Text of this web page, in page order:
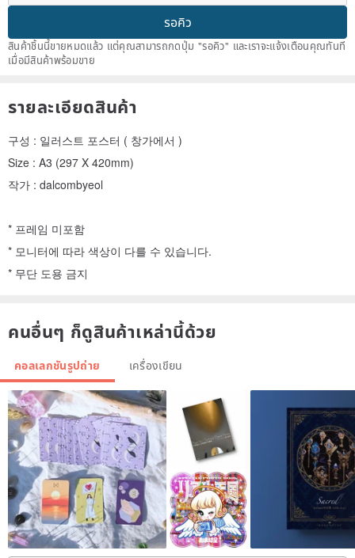
รอคิว
สินค้าชิ้นนี้ขายหมดแล้ว แต่คุณสามารถกดปุ่ม "รอคิว" และเราจะแจ้งเตือนคุณทันที
เมื่อมีสินค้าพร้อมขาย
รายละเอียดสินค้า
구성 : 일러스트 포스터 ( 창가에서 )
Size : A3 (297 X 420mm)
작가 : dalcombyeol
* 프레임 미포함
* 모니터에 따라 색상이 다를 수 있습니다.
* 무단 도용 금지
คนอื่นๆ ก็ดูสินค้าเหล่านี้ด้วย
คอลเลกชันรูปถ่าย เครื่องเขียน